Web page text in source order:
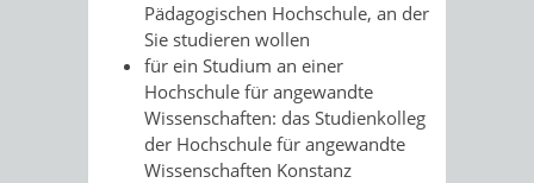
Pädagogischen Hochschule, an der
Sie studieren wollen
für ein Studium an einer
Hochschule für angewandte
Wissenschaften: das Studienkolleg
der Hochschule für angewandte
Wissenschaften Konstanz